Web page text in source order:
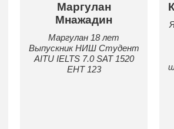
Маргулан
Мнажадин
Маргулан 18 лет
Выпускник НИШ Студент
AITU IELTS 7.0 SAT 1520
ЕНТ 123